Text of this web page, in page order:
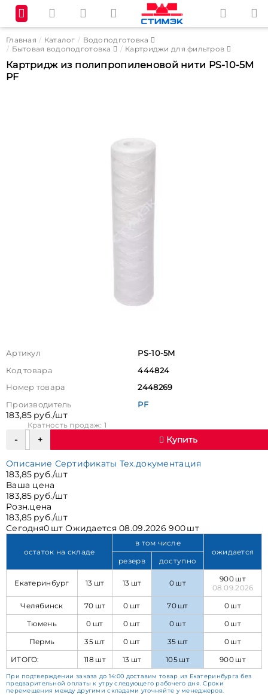
Главная Каталог
Водоподготовка
Бытовая водоподготовка
Картриджи для фильтров
Картридж из полипропиленовой нити PS-10-5M
PF
Артикул
PS-10-5M
Код товара
444824
Номер товара
2448269
Производитель
PF
183,85 руб./шт
Кратность продаж: 1
Купить
Описание Сертификаты Тех.документация
183,85 руб./шт
Ваша цена
183,85 руб./шт
Розн.цена
183,85 руб./шт
Сегодня0 шт Ожидается 08.09.2026 900 шт
остаток на складе
в том числе
ожидается
резерв
доступно
Екатеринбург 13 шт 13 шт 0 шт
900 шт
08.09.2026
Челябинск
70 шт 0 шт 70 шт
0 шт
Тюмень
0 шт 0 шт 0 шт
0 шт
Пермь
35 шт 0 шт 35 шт
0 шт
ИТОГО:
118 шт 13 шт 105 шт 900 шт
При подтверждении заказа до 14:00 доставим товар из Екатеринбурга без
предварительной оплаты к утру следующего рабочего дня. Сроки
перемещения между другими складами уточняйте у менеджеров.